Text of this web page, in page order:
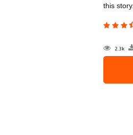
this story.
2.3k